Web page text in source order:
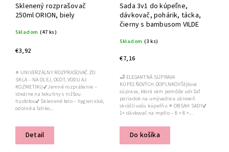
Sklenený rozprašovač
250ml ORION, biely
Skladom (47 ks)
€3,92
Detail
⭐ UNIVERZÁLNY ROZPRAŠOVAČ ZO
SKLA – NA OLEJ, OCOT, VODU AJ
KOZMETIKU✔ Jemné rozprášenie –
ideálne na tekutiny s nižšou
hustotou✔ Sklenené telo – hygienické,
odolné a ľahko...
Sada 3v1 do kúpeľne,
dávkovač, pohárik, tácka,
čierny s bambusom VILDE
Skladom (3 ks)
€7,16
Do košíka
🛁 ELEGANTNÁ SÚPRAVA
KÚPEĽŇOVÝCH DOPLNKOVŠtýlová
súprava, ktorá vám pomôže udržať
poriadok na umývadle a zároveň
skrášli vašu kúpeľňu ⭐ OBSAH SADY✔
1× dávkovač na mydlo – 8 × 8 ×...